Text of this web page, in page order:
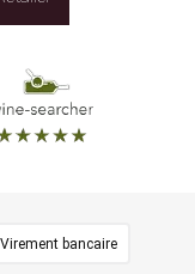
Virement bancaire